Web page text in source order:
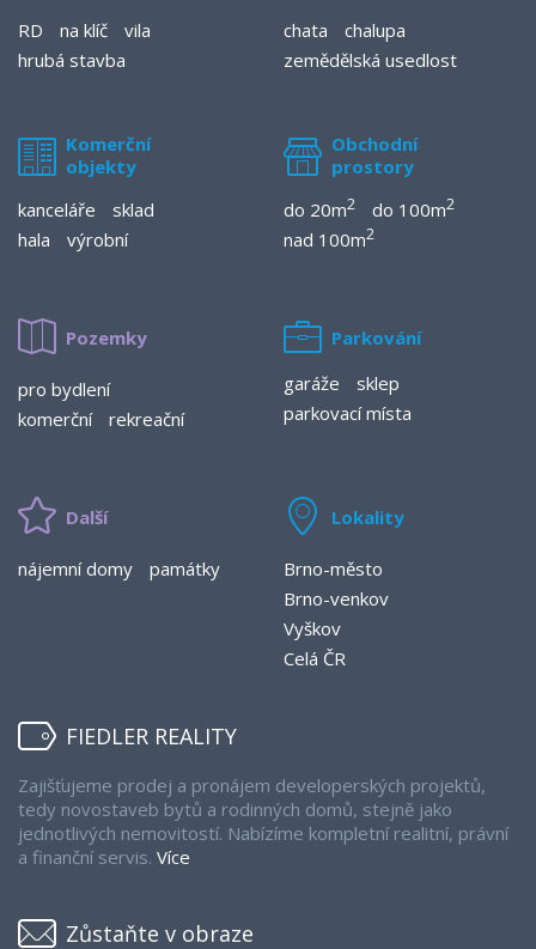
RD
na klíč
vila
hrubá stavba
chata
chalupa
zemědělská usedlost
Komerční
objekty
kanceláře
sklad
hala
výrobní
Obchodní
prostory
do 20m2 do 100m2
nad 100m2
Pozemky
pro bydlení
komerční
rekreační
Parkování
garáže
sklep
parkovací místa
Další
nájemní domy památky
Lokality
Brno-město
Brno-venkov
Vyškov
Celá ČR
FIEDLER REALITY
Zajišťujeme prodej a pronájem developerských projektů,
tedy novostaveb bytů a rodinných domů, stejně jako
jednotlivých nemovitostí. Nabízíme kompletní realitní, právní
a finanční servis. Více
Zůstaňte v obraze